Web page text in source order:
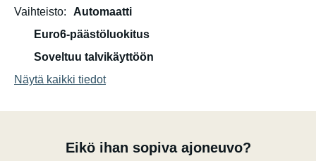
Vaihteisto
Automaatti
Euro6-päästöluokitus
Soveltuu talvikäyttöön
Näytä kaikki tiedot
Eikö ihan sopiva ajoneuvo?